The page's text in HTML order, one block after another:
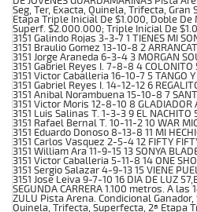
Seg, Ter, Exacta, Quinela, Trifecta, Gran
Etapa Triple Inicial De $1.000, Doble De
Superf. $2.000.000; Triple Inicial De
3151 Galindo Rojas 3-3-7 1 TIENES MI
3151 Braulio Gomez 13-10-8 2
3151 Jorge Araneda 6-3-4 3 MORGAN
3151 Gabriel Reyes I. 7-8-8 4
3151 Victor Caballeria 16-10-7 5 TANGO
3151 Gabriel Reyes I. 14-12-12 6
3151 Anibal Norambuena 15-10-8 7
3151 Victor Moris 12-8-10 8
3151 Luis Salinas T. 1-3-3 9 EL NACHITO
3151 Rafael Bernal T. 10-11-2 10 WAR
3151 Eduardo Donoso 8-13-8 11 MI
3151 Carlos Vasquez 2-5-4 12 FIFTY
3151 William Ara 11-9-15 13 SONYA
3151 Victor Caballeria 5-11-8 14 ONE
3151 Sergio Salazar 4-9-13 15 VIENE
3151 Jose Leiva 9-7-10 16 DIA DE LUZ
SEGUNDA CARRERA 1.100 metros. A
ZULU Pista Arena. Condicional
Quinela, Trifecta, Superfecta, 2ª Etapa